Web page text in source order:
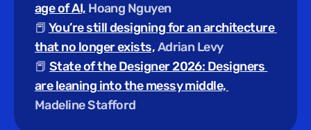
age of AI, Hoang Nguyen
📕 You’re still designing for an architecture
that no longer exists, Adrian Levy
📕 State of the Designer 2026: Designers
Madeline Stafford